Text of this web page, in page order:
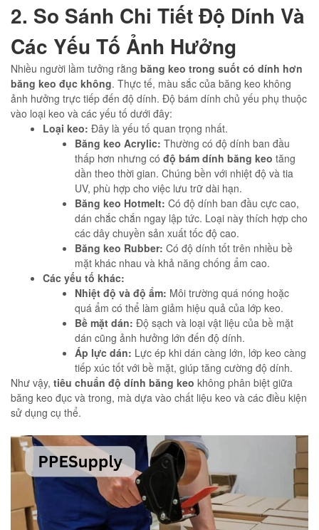
2. So Sánh Chi Tiết Độ Dính Và
Các Yếu Tố Ảnh Hưởng
Nhiều người lầm tưởng rằng băng keo trong suốt có dính hơn
băng keo đục không. Thực tế, màu sắc của băng keo không
ảnh hưởng trực tiếp đến độ dính. Độ bám dính chủ yếu phụ thuộc
vào loại keo và các yếu tố dưới đây:
Loại keo: Đây là yếu tố quan trọng nhất.
Băng keo Acrylic: Thường có độ dính ban đầu
thấp hơn nhưng có độ bám dính băng keo tăng
dần theo thời gian. Chúng bền với nhiệt độ và tia
UV, phù hợp cho việc lưu trữ dài hạn.
Băng keo Hotmelt: Có độ dính ban đầu cực cao,
dán chắc chắn ngay lập tức. Loại này thích hợp cho
các dây chuyền sản xuất tốc độ cao.
Băng keo Rubber: Có độ dính tốt trên nhiều bề
mặt khác nhau và khả năng chống ẩm cao.
Các yếu tố khác:
Nhiệt độ và độ ẩm: Môi trường quá nóng hoặc
quá ẩm có thể làm giảm hiệu quả của lớp keo.
Bề mặt dán: Độ sạch và loại vật liệu của bề mặt
dán cũng ảnh hưởng lớn đến độ dính.
Áp lực dán: Lực ép khi dán càng lớn, lớp keo càng
tiếp xúc tốt với bề mặt, giúp tăng cường độ dính.
Như vậy, tiêu chuẩn độ dính băng keo không phân biệt giữa
băng keo đục và trong, mà dựa vào chất liệu keo và các điều kiện
sử dụng cụ thể.